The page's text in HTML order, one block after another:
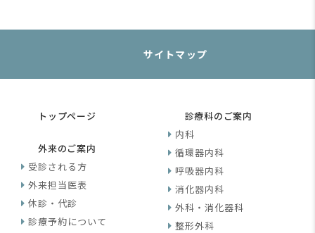
サイトマップ
トップページ
外来のご案内
受診される方
外来担当医表
休診・代診
診療予約について
診療科のご案内
内科
循環器内科
呼吸器内科
消化器内科
外科・消化器科
整形外科